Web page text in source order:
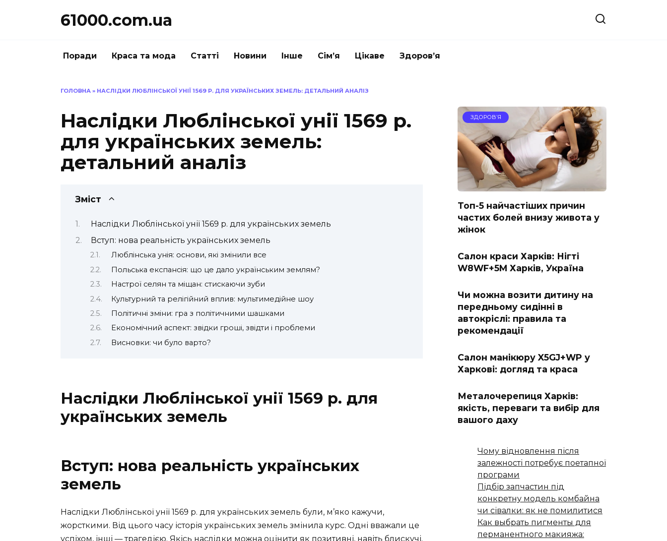
61000.com.ua
Поради Краса та мода Статті Новини Інше Сім’я Цікаве Здоров’я
ГОЛОВНА » НАСЛІДКИ ЛЮБЛІНСЬКОЇ УНІЇ 1569 Р. ДЛЯ УКРАЇНСЬКИХ ЗЕМЕЛЬ: ДЕТАЛЬНИЙ АНАЛІЗ
Наслідки Люблінської унії 1569 р.
для українських земель:
детальний аналіз
Зміст
Наслідки Люблінської унії 1569 р. для українських земель
Вступ: нова реальність українських земель
Люблінська унія: основи, які змінили все
Польська експансія: що це дало українським землям?
Настрої селян та міщан: стискаючи зуби
Культурний та релігійний вплив: мультимедійне шоу
Політичні зміни: гра з політичними шашками
Економічний аспект: звідки гроші, звідти і проблеми
Висновки: чи було варто?
Наслідки Люблінської унії 1569 р. для
українських земель
Вступ: нова реальність українських
земель
Наслідки Люблінської унії 1569 р. для українських земель були, м’яко кажучи,
жорсткими. Від цього часу історія українських земель змінила курс. Одні вважали це
успіхом, інші — трагедією. Якісь наслідки можна оцінити як позитивні, навіть блискучі.
ЗДОРОВ’Я
Топ-5 найчастіших причин
частих болей внизу живота у
жінок
Салон краси Харків: Нігті
W8WF+5M Харків, Україна
Чи можна возити дитину на
передньому сидінні в
автокріслі: правила та
рекомендації
Салон манікюру X5GJ+WP у
Харкові: догляд та краса
Металочерепиця Харків:
якість, переваги та вибір для
вашого даху
Чому відновлення після
залежності потребує поетапної
програми
Підбір запчастин під
конкретну модель комбайна
чи сівалки: як не помилитися
Как выбрать пигменты для
перманентного макияжа: